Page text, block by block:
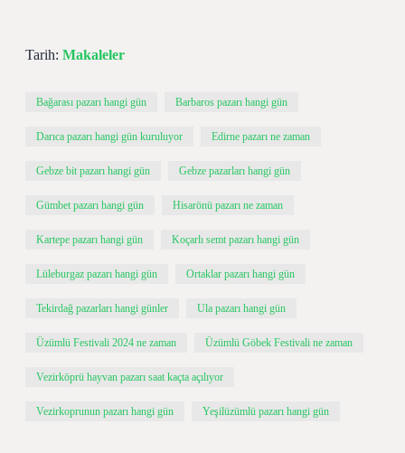
Tarih: Makaleler
Bağarası pazarı hangi gün Barbaros pazarı hangi gün
Darıca pazarı hangi gün kuruluyor Edirne pazarı ne zaman
Gebze bit pazarı hangi gün Gebze pazarları hangi gün
Gümbet pazarı hangi gün Hisarönü pazarı ne zaman
Kartepe pazarı hangi gün Koçarlı semt pazarı hangi gün
Lüleburgaz pazarı hangi gün Ortaklar pazarı hangi gün
Tekirdağ pazarları hangi günler Ula pazarı hangi gün
Üzümlü Festivali 2024 ne zaman Üzümlü Göbek Festivali ne zaman
Vezirköprü hayvan pazarı saat kaçta açılıyor
Vezirkoprunun pazarı hangi gün Yeşilüzümlü pazarı hangi gün